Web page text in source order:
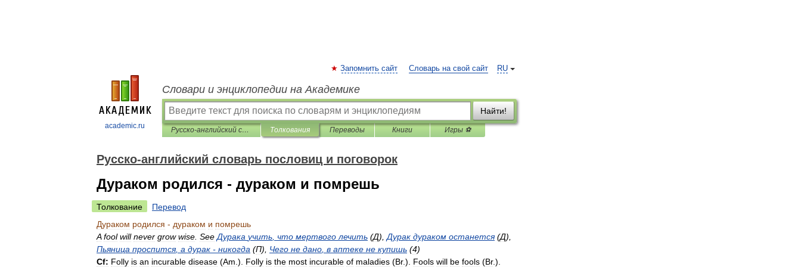
academic.ru
RU
Запомнить сайт Словарь на свой сайт
Словари и энциклопедии на Академике
Найти!
Русско-английский словарь пословиц и поговорок Толкования Переводы Книги Игры ⚽
Русско-английский словарь пословиц и поговорок
Дураком родился - дураком и помрешь
Толкование
Перевод
Дураком родился - дураком и помрешь
A fool will never grow wise See Дурака учить что мертвого лечить (Д), Дурак дураком останется(Д),
Пьяница проспится, а дурак - никогда (П), Чего не дано в аптеке не купишь (4)
Cf: Folly is an incurable disease (Am ). Folly is the most incurable of maladies (Br.). Fools will be fools (Br.).